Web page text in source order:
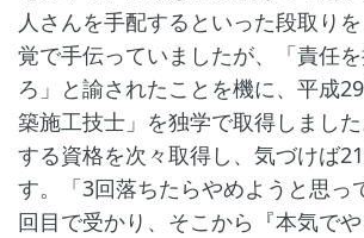
人さんを手配するといった段取り
覚で手伝っていましたが、「責任
ろ」と諭されたことを機に、平成
築施工技士」を独学で取得しまし
する資格を次々取得し、気づけば
す。「3回落ちたらやめようと思っ
回目で受かり、そこから『本気で